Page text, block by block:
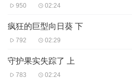
950 02:24
疯狂的巨型向日葵 下
792 02:29
守护果实失踪了 上
783 02:24